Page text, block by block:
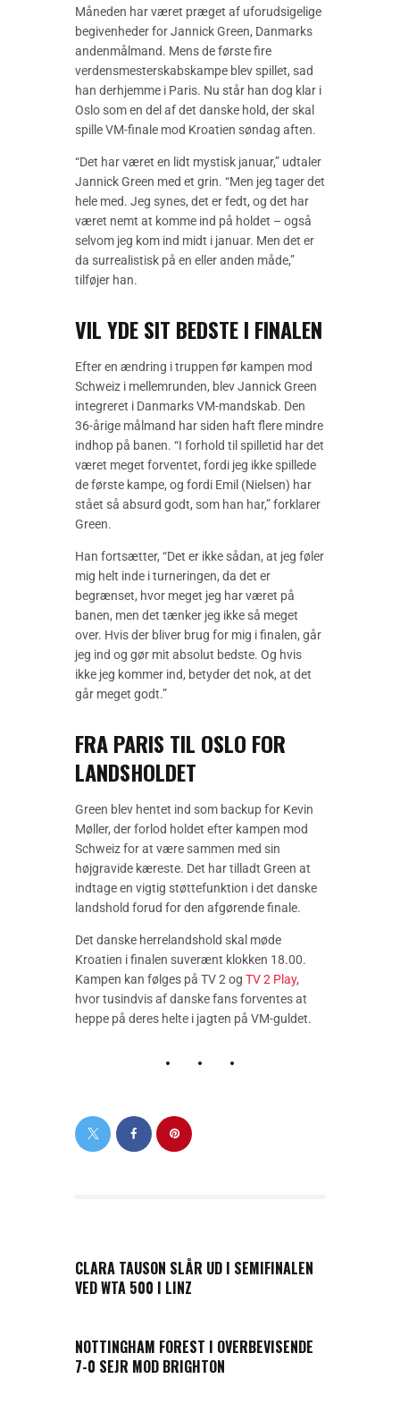
Måneden har været præget af uforudsigelige
begivenheder for Jannick Green, Danmarks
andenmålmand. Mens de første fire
verdensmesterskabskampe blev spillet, sad
han derhjemme i Paris. Nu står han dog klar i
Oslo som en del af det danske hold, der skal
spille VM-finale mod Kroatien søndag aften.
“Det har været en lidt mystisk januar,” udtaler
Jannick Green med et grin. “Men jeg tager det
hele med. Jeg synes, det er fedt, og det har
været nemt at komme ind på holdet – også
selvom jeg kom ind midt i januar. Men det er
da surrealistisk på en eller anden måde,”
tilføjer han.
VIL YDE SIT BEDSTE I FINALEN
Efter en ændring i truppen før kampen mod
Schweiz i mellemrunden, blev Jannick Green
integreret i Danmarks VM-mandskab. Den
36-årige målmand har siden haft flere mindre
indhop på banen. “I forhold til spilletid har det
været meget forventet, fordi jeg ikke spillede
de første kampe, og fordi Emil (Nielsen) har
stået så absurd godt, som han har,” forklarer
Green.
Han fortsætter, “Det er ikke sådan, at jeg føler
mig helt inde i turneringen, da det er
begrænset, hvor meget jeg har været på
banen, men det tænker jeg ikke så meget
over. Hvis der bliver brug for mig i finalen, går
jeg ind og gør mit absolut bedste. Og hvis
ikke jeg kommer ind, betyder det nok, at det
går meget godt.”
FRA PARIS TIL OSLO FOR
LANDSHOLDET
Green blev hentet ind som backup for Kevin
Møller, der forlod holdet efter kampen mod
Schweiz for at være sammen med sin
højgravide kæreste. Det har tilladt Green at
indtage en vigtig støttefunktion i det danske
landshold forud for den afgørende finale.
Det danske herrelandshold skal møde
Kroatien i finalen suverænt klokken 18.00.
Kampen kan følges på TV 2 og TV 2 Play,
hvor tusindvis af danske fans forventes at
heppe på deres helte i jagten på VM-guldet.
CLARA TAUSON SLÅR UD I SEMIFINALEN
VED WTA 500 I LINZ
NOTTINGHAM FOREST I OVERBEVISENDE
7-0 SEJR MOD BRIGHTON